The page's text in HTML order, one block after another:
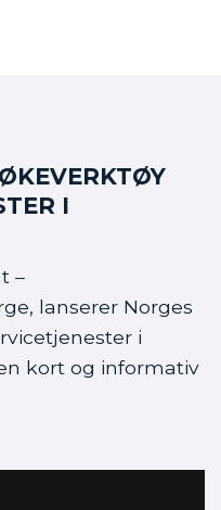
I
–
lanserer Norges
i
kort og informativ